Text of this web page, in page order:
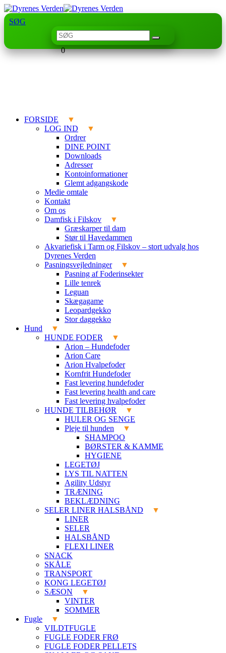
SØG
0
FORSIDE
LOG IND
Ordrer
DINE POINT
Downloads
Adresser
Kontoinformationer
Glemt adgangskode
Medie omtale
Kontakt
Om os
Damfisk i Filskov
Græskarper til dam
Stør til Havedammen
Akvariefisk i Tarm og Filskov – stort udvalg hos
Dyrenes Verden
Pasningsvejledninger
Pasning af Foderinsekter
Lille tenrek
Leguan
Skægagame
Leopardgekko
Stor daggekko
Hund
HUNDE FODER
Arion – Hundefoder
Arion Care
Arion Hvalpefoder
Kornfrit Hundefoder
Fast levering hundefoder
Fast levering health and care
Fast levering hvalpefoder
HUNDE TILBEHØR
HULER OG SENGE
Pleje til hunden
SHAMPOO
BØRSTER & KAMME
HYGIENE
LEGETØJ
LYS TIL NATTEN
Agility Udstyr
TRÆNING
BEKLÆDNING
SELER LINER HALSBÅND
LINER
SELER
HALSBÅND
FLEXI LINER
SNACK
SKÅLE
TRANSPORT
KONG LEGETØJ
SÆSON
VINTER
SOMMER
Fugle
VILDTFUGLE
FUGLE FODER FRØ
FUGLE FODER PELLETS